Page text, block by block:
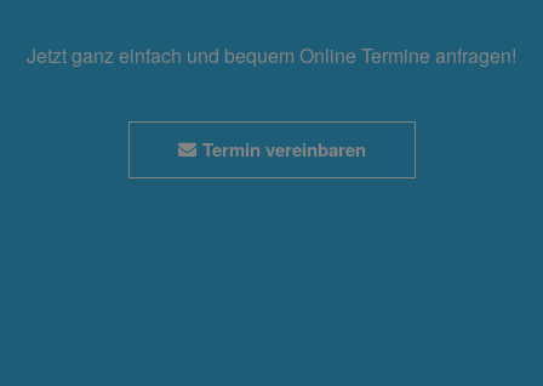
Jetzt ganz einfach und bequem Online Termine anfragen!
Termin vereinbaren